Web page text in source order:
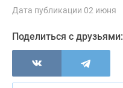
программы
Новости
недвижимости
Мнение
эксперта
Дата публикации 02 июня
Поделиться с друзьями: